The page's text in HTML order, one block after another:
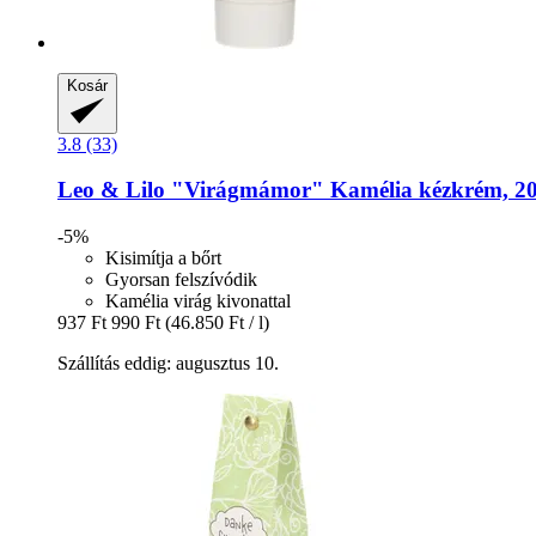
Kosár
3.8 (33)
Leo & Lilo "Virágmámor" Kamélia kézkrém,
-5%
Kisimítja a bőrt
Gyorsan felszívódik
Kamélia virág kivonattal
937 Ft 990 Ft (46.850 Ft / l)
Szállítás eddig: augusztus 10.